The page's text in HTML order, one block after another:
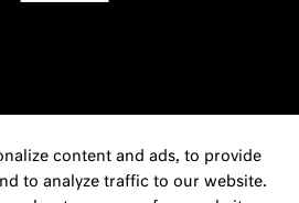
content and ads, to provide
to analyze traffic to our website.